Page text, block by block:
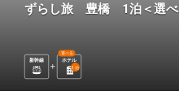
ずらし旅 豊橋 1泊＜選べ
新幹線 ホテル
選べる
1 泊